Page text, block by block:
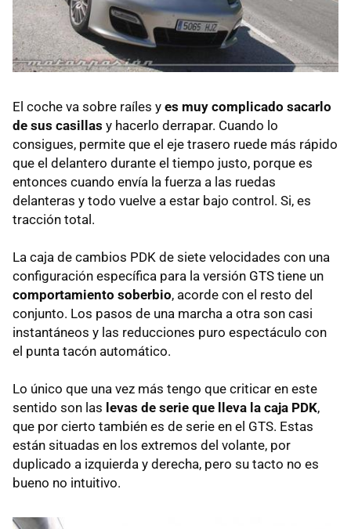
El coche va sobre raíles y es muy complicado sacarlo
de sus casillas y hacerlo derrapar. Cuando lo
consigues, permite que el eje trasero ruede más rápido
que el delantero durante el tiempo justo, porque es
entonces cuando envía la fuerza a las ruedas
delanteras y todo vuelve a estar bajo control. Si, es
tracción total.
La caja de cambios PDK de siete velocidades con una
configuración específica para la versión GTS tiene un
comportamiento soberbio, acorde con el resto del
conjunto. Los pasos de una marcha a otra son casi
instantáneos y las reducciones puro espectáculo con
el punta tacón automático.
Lo único que una vez más tengo que criticar en este
sentido son las levas de serie que lleva la caja PDK,
que por cierto también es de serie en el GTS. Estas
están situadas en los extremos del volante, por
duplicado a izquierda y derecha, pero su tacto no es
bueno no intuitivo.